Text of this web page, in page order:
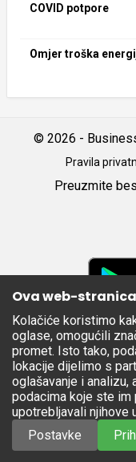
COVID potpore
Omjer troška
© 2026 -
Pravila
Preuzmite
Apple
Store
Ova web-
Kolačiće koristimo
oglase, omogućili
promet. Isto tako,
lokacije dijelimo s
oglašavanje i analizu,
podacima koje ste
upotrebljavali njihove
Postavke